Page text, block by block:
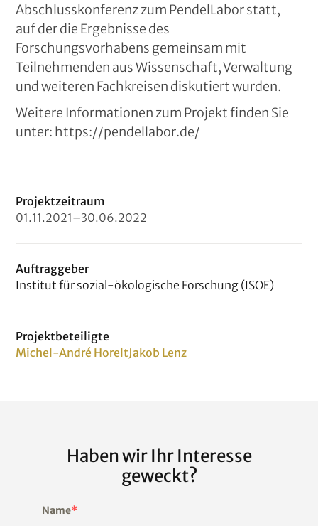
Abschlusskonferenz zum PendelLabor statt,
auf der die Ergebnisse des
Forschungsvorhabens gemeinsam mit
Teilnehmenden aus Wissenschaft, Verwaltung
und weiteren Fachkreisen diskutiert wurden.
Weitere Informationen zum Projekt finden Sie
unter: https://pendellabor.de/
Projektzeitraum
01.11.2021–30.06.2022
Auftraggeber
Institut für sozial-ökologische Forschung (ISOE)
Projektbeteiligte
Michel-André HoreltJakob Lenz
Haben wir Ihr Interesse
geweckt?
Name